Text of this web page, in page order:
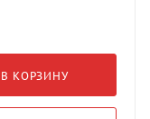
В КОРЗИНУ